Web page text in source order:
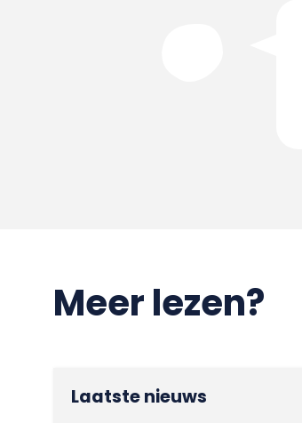
Meer lezen?
Laatste nieuws